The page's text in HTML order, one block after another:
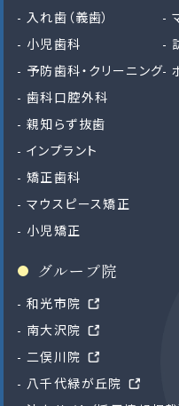
入れ歯（義歯）
小児歯科
予防歯科・クリーニング
歯科口腔外科
親知らず抜歯
インプラント
矯正歯科
マウスピース矯正
小児矯正
グループ院
和光市院
南大沢院
二俣川院
八千代緑が丘院